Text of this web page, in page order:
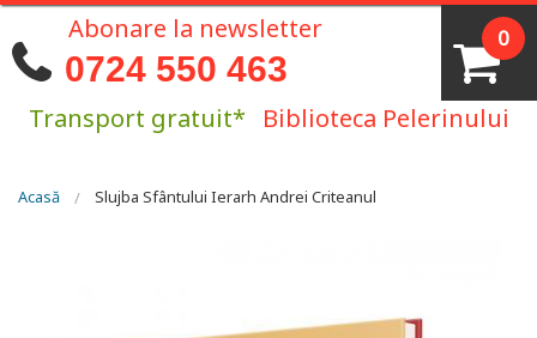
0
Abonare la newsletter
0724 550 463
Transport gratuit* Biblioteca Pelerinului
Eşti aici
Acasă Slujba Sfântului Ierarh Andrei Criteanul